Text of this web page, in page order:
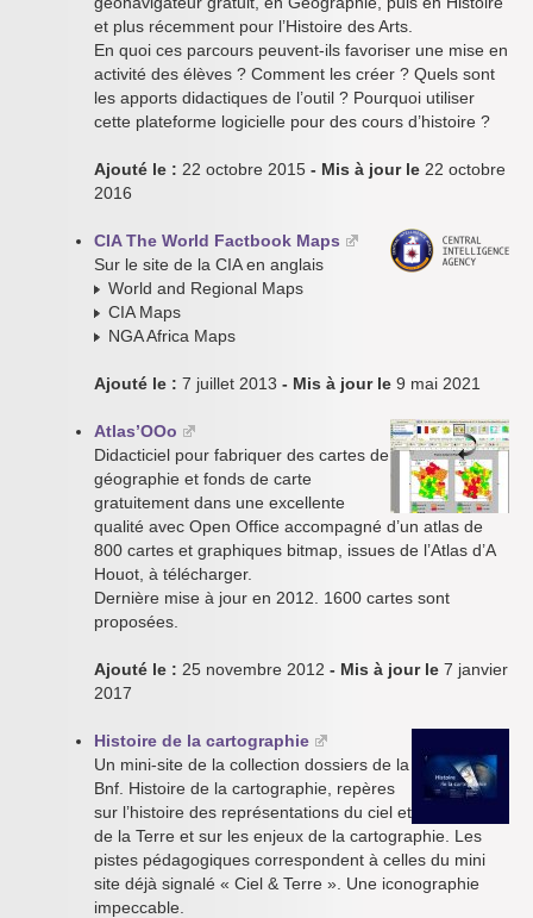
et plus récemment pour l’Histoire des Arts.
En quoi ces parcours peuvent-ils favoriser une mise en
activité des élèves ? Comment les créer ? Quels sont
les apports didactiques de l’outil ? Pourquoi utiliser
cette plateforme logicielle pour des cours d’histoire ?
Ajouté le : 22 octobre 2015 - Mis à jour le 22 octobre
2016
CIA The World Factbook Maps
Sur le site de la CIA en anglais
World and Regional Maps
CIA Maps
NGA Africa Maps
Ajouté le : 7 juillet 2013 - Mis à jour le 9 mai 2021
Atlas’OOo
Didacticiel pour fabriquer des cartes de
géographie et fonds de carte
gratuitement dans une excellente
qualité avec Open Office accompagné d’un atlas de
800 cartes et graphiques bitmap, issues de l’Atlas d’A
Houot, à télécharger.
Dernière mise à jour en 2012. 1600 cartes sont
proposées.
Ajouté le : 25 novembre 2012 - Mis à jour le 7 janvier
2017
Histoire de la cartographie
Un mini-site de la collection dossiers de la
Bnf. Histoire de la cartographie, repères
sur l’histoire des représentations du ciel et
de la Terre et sur les enjeux de la cartographie. Les
pistes pédagogiques correspondent à celles du mini
site déjà signalé « Ciel & Terre ». Une iconographie
impeccable.